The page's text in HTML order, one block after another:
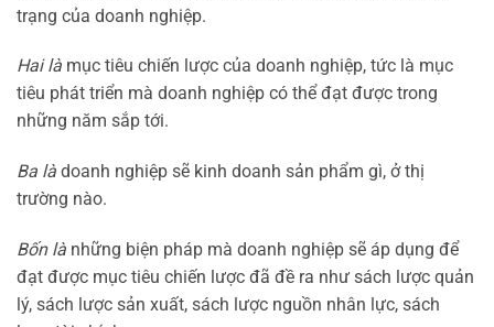
trạng của doanh nghiệp.
Hai là mục tiêu chiến lược của doanh nghiệp, tức là mục
tiêu phát triển mà doanh nghiệp có thể đạt được trong
những năm sắp tới.
Ba là doanh nghiệp sẽ kinh doanh sản phẩm gì, ở thị
trường nào.
Bốn là những biện pháp mà doanh nghiệp sẽ áp dụng để
đạt được mục tiêu chiến lược đã đề ra như sách lược quản
lý, sách lược sản xuất, sách lược nguồn nhân lực, sách